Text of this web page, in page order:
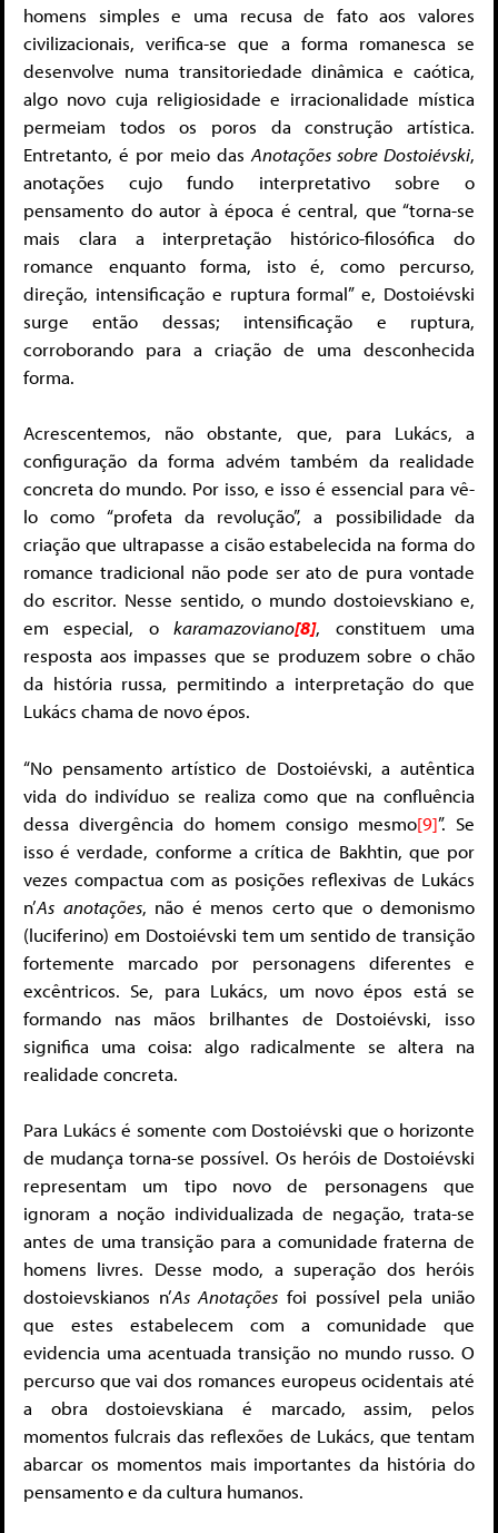
homens simples e uma recusa de fato aos valores
civilizacionais, verifica-se que a forma romanesca se
desenvolve numa transitoriedade dinâmica e caótica,
algo novo cuja religiosidade e irracionalidade mística
permeiam todos os poros da construção artística.
Entretanto, é por meio das Anotações sobre Dostoiévski,
anotações cujo fundo interpretativo sobre o
pensamento do autor à época é central, que “torna-se
mais clara a interpretação histórico-filosófica do
romance enquanto forma, isto é, como percurso,
direção, intensificação e ruptura formal” e, Dostoiévski
surge então dessas; intensificação e ruptura,
corroborando para a criação de uma desconhecida
forma.
Acrescentemos, não obstante, que, para Lukács, a
configuração da forma advém também da realidade
concreta do mundo. Por isso, e isso é essencial para vê-
lo como “profeta da revolução”, a possibilidade da
criação que ultrapasse a cisão estabelecida na forma do
romance tradicional não pode ser ato de pura vontade
do escritor. Nesse sentido, o mundo dostoievskiano e,
em especial, okaramazoviano[8], constituem uma
resposta aos impasses que se produzem sobre o chão
da história russa, permitindo a interpretação do que
Lukács chama de novo épos.
“No pensamento artístico de Dostoiévski, a autêntica
vida do indivíduo se realiza como que na confluência
dessa divergência do homem consigo mesmo[9]”. Se
isso é verdade, conforme a crítica de Bakhtin, que por
vezes compactua com as posições reflexivas de Lukács
n’As anotações, não é menos certo que o demonismo
(luciferino) em Dostoiévski tem um sentido de transição
fortemente marcado por personagens diferentes e
excêntricos. Se, para Lukács, um novo épos está se
formando nas mãos brilhantes de Dostoiévski, isso
significa uma coisa: algo radicalmente se altera na
realidade concreta.
Para Lukács é somente com Dostoiévski que o horizonte
de mudança torna-se possível. Os heróis de Dostoiévski
representam um tipo novo de personagens que
ignoram a noção individualizada de negação, trata-se
antes de uma transição para a comunidade fraterna de
homens livres. Desse modo, a superação dos heróis
dostoievskianos n’As Anotações foi possível pela união
que estes estabelecem com a comunidade que
evidencia uma acentuada transição no mundo russo. O
percurso que vai dos romances europeus ocidentais até
a obra dostoievskiana é marcado, assim, pelos
momentos fulcrais das reflexões de Lukács, que tentam
abarcar os momentos mais importantes da história do
pensamento e da cultura humanos.